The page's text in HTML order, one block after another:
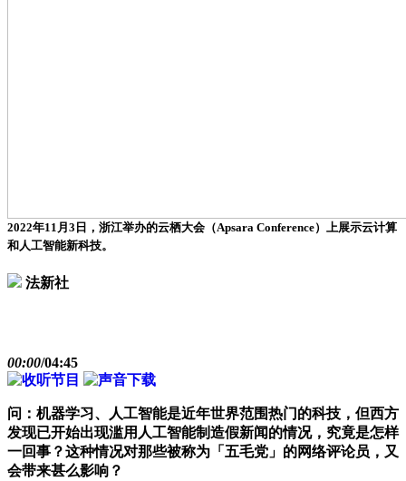
2022年11月3日，浙江举办的云栖大会（Apsara Conference）上展示云计算
和人工智能新科技。
法新社
00:00/04:45
问：机器学习、人工智能是近年世界范围热门的科技，但西方
发现已开始出现滥用人工智能制造假新闻的情况，究竟是怎样
一回事？这种情况对那些被称为「五毛党」的网络评论员，又
会带来甚么影响？